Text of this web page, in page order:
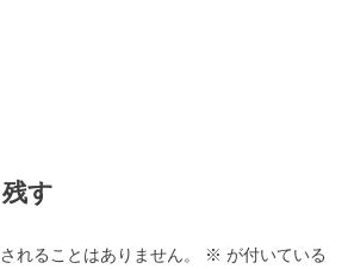
す
れることはありません。 ※ が付いている